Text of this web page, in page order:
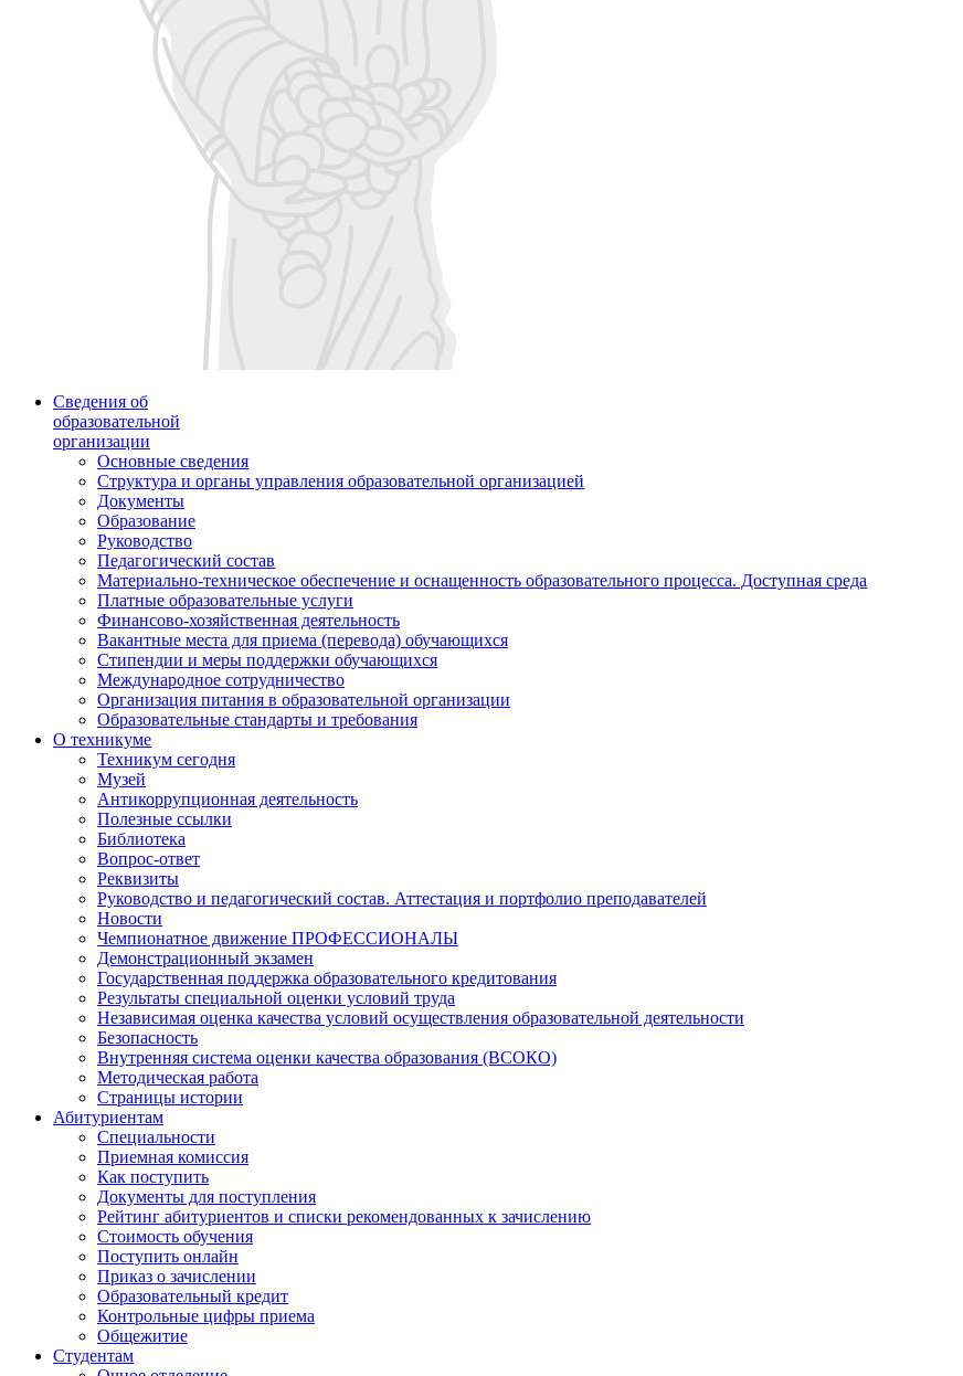
Сведения об
образовательной
организации
Основные сведения
Структура и органы управления образовательной организацией
Документы
Образование
Руководство
Педагогический состав
Материально-техническое обеспечение и оснащенность образовательного процесса. Доступная среда
Платные образовательные услуги
Финансово-хозяйственная деятельность
Вакантные места для приема (перевода) обучающихся
Стипендии и меры поддержки обучающихся
Международное сотрудничество
Организация питания в образовательной организации
Образовательные стандарты и требования
О техникуме
Техникум сегодня
Музей
Антикоррупционная деятельность
Полезные ссылки
Библиотека
Вопрос-ответ
Реквизиты
Руководство и педагогический состав. Аттестация и портфолио преподавателей
Новости
Чемпионатное движение ПРОФЕССИОНАЛЫ
Демонстрационный экзамен
Государственная поддержка образовательного кредитования
Результаты специальной оценки условий труда
Независимая оценка качества условий осуществления образовательной деятельности
Безопасность
Внутренняя система оценки качества образования (ВСОКО)
Методическая работа
Страницы истории
Абитуриентам
Специальности
Приемная комиссия
Как поступить
Документы для поступления
Рейтинг абитуриентов и списки рекомендованных к зачислению
Стоимость обучения
Поступить онлайн
Приказ о зачислении
Образовательный кредит
Контрольные цифры приема
Общежитие
Студентам